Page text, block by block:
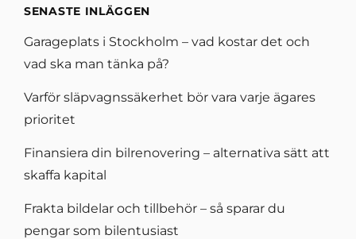
SENASTE INLÄGGEN
Garageplats i Stockholm – vad kostar det och
vad ska man tänka på?
Varför släpvagnssäkerhet bör vara varje ägares
prioritet
Finansiera din bilrenovering – alternativa sätt att
skaffa kapital
Frakta bildelar och tillbehör – så sparar du
pengar som bilentusiast